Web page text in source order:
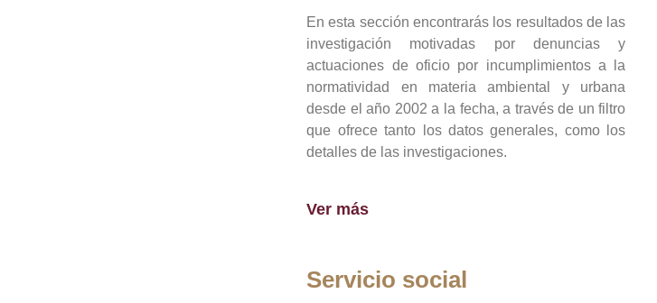
En esta sección encontrarás los resultados de las
investigación motivadas por denuncias y
actuaciones de oficio por incumplimientos a la
normatividad en materia ambiental y urbana
desde el año 2002 a la fecha, a través de un filtro
que ofrece tanto los datos generales, como los
detalles de las investigaciones.
Ver más
Servicio social